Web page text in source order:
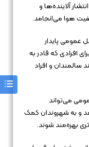
آلاینده‌ها و
هوا می‌انجامد.
عمومی پایدار
افرادی که قادر به
و افراد
می‌تواند
به شهروندان کمک
بهره‌مند شوند.